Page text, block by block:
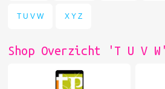
T U V W X Y Z
Shop Overzicht 'T U V W'